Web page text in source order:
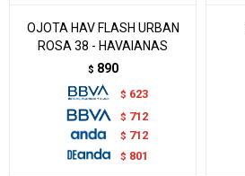
OJOTA HAV FLASH URBAN
ROSA 38 - HAVAIANAS
$ 890
$ 623
$ 712
$ 712
$ 801